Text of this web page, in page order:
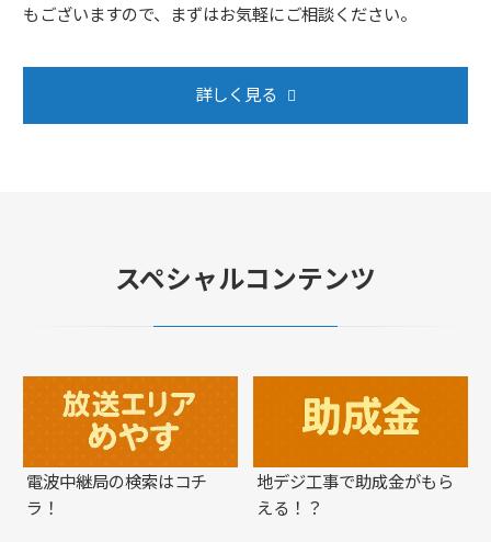
もございますので、まずはお気軽にご相談ください。
詳しく見る
スペシャルコンテンツ
電波中継局の検索はコチ
ラ！
地デジ工事で助成金がもら
える！？